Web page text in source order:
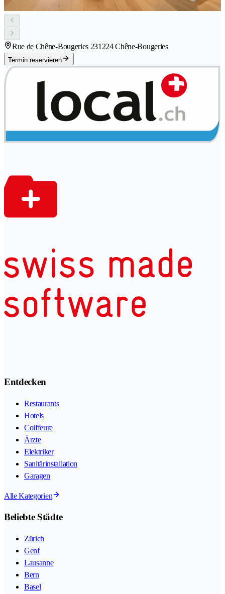
Rue de Chêne-Bougeries 231224 Chêne-Bougeries
Termin reservieren
Entdecken
Restaurants
Hotels
Coiffeure
Ärzte
Elektriker
Sanitärinstallation
Garagen
Alle Kategorien
Beliebte Städte
Zürich
Genf
Lausanne
Bern
Basel